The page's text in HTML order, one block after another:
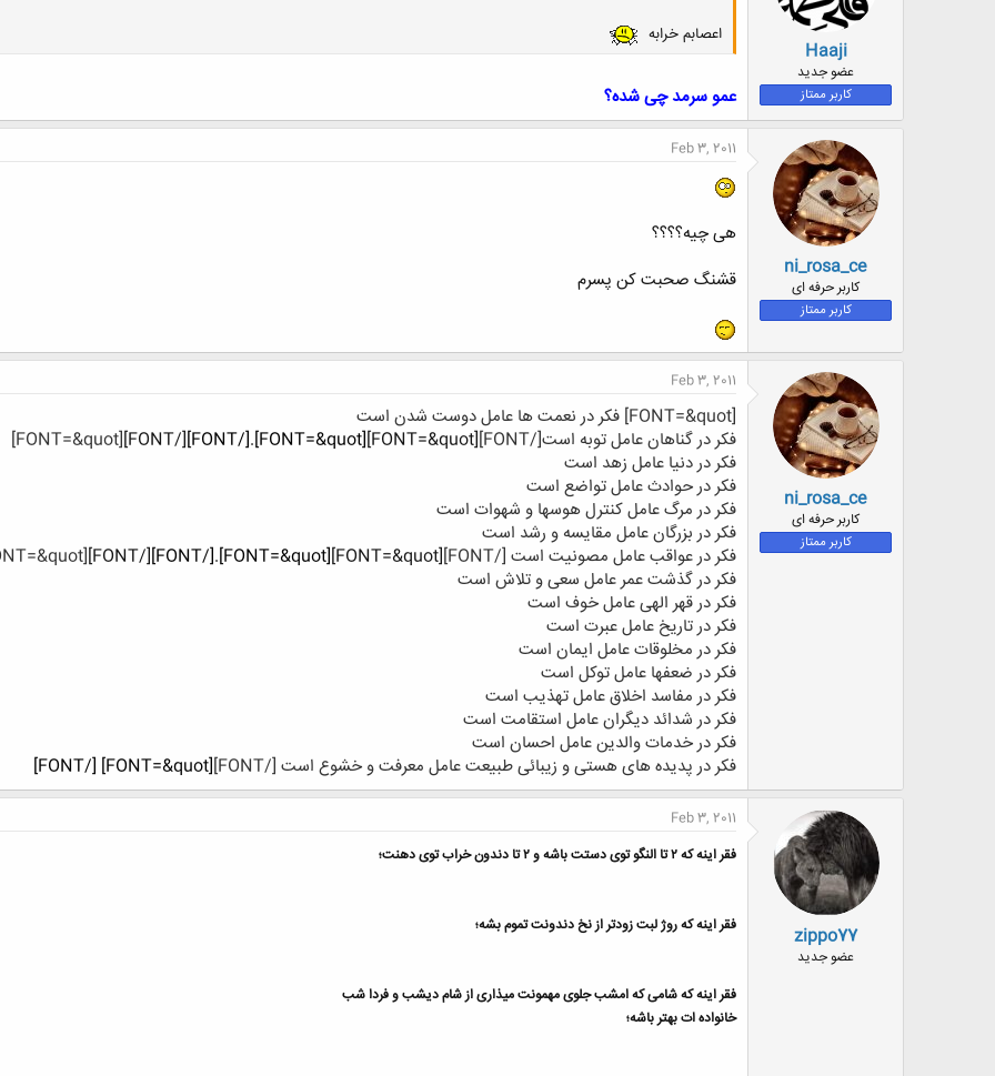
Haaji
عضو جدید
کاربر ممتاز
اعصابم خرابه
عمو سرمد چی شده؟
ni_rosa_ce
کاربر حرفه ای
کاربر ممتاز
Feb 3, 2011
هی چیه؟؟؟؟
قشنگ صحبت کن پسرم
ni_rosa_ce
کاربر حرفه ای
کاربر ممتاز
Feb 3, 2011
[FONT=&quot] فکر در نعمت ها عامل دوست شدن است
فکر در گناهان عامل توبه است[/FONT]
[FONT=&quot]
[FONT=&quot].[/FONT]
[/FONT]
[FONT=&quot]
فکر در دنیا عامل زهد است
فکر در حوادث عامل تواضع است
فکر در مرگ عامل کنترل هوسها و شهوات است
فکر در بزرگان عامل مقایسه و رشد است
فکر در عواقب عامل مصونیت است [/FONT]
[FONT=&quot]
[FONT=&quot].[/FONT]
[/FONT]
[FONT=&quot]
فکر در گذشت عمر عامل سعی و تلاش است
فکر در قهر الهی عامل خوف است
فکر در تاریخ عامل عبرت است
فکر در مخلوقات عامل ایمان است
فکر در ضعفها عامل توکل است
فکر در مفاسد اخلاق عامل تهذیب است
فکر در شدائد دیگران عامل استقامت است
فکر در خدمات والدین عامل احسان است
فکر در پدیده های هستی و زیبائی طبیعت عامل معرفت و خشوع است [/FONT]
[FONT=&quot] [/FONT]
zippo77
عضو جدید
Feb 3, 2011
فقر اینه که ۲ تا النگو توی دستت باشه و ۲ تا دندون خراب توی دهنت؛
فقر اینه که روژ لبت زودتر از نخ دندونت تموم بشه؛
فقر اینه که شامی که امشب جلوی مهمونت میذاری از شام دیشب و فردا شب
خانواده ات بهتر باشه؛